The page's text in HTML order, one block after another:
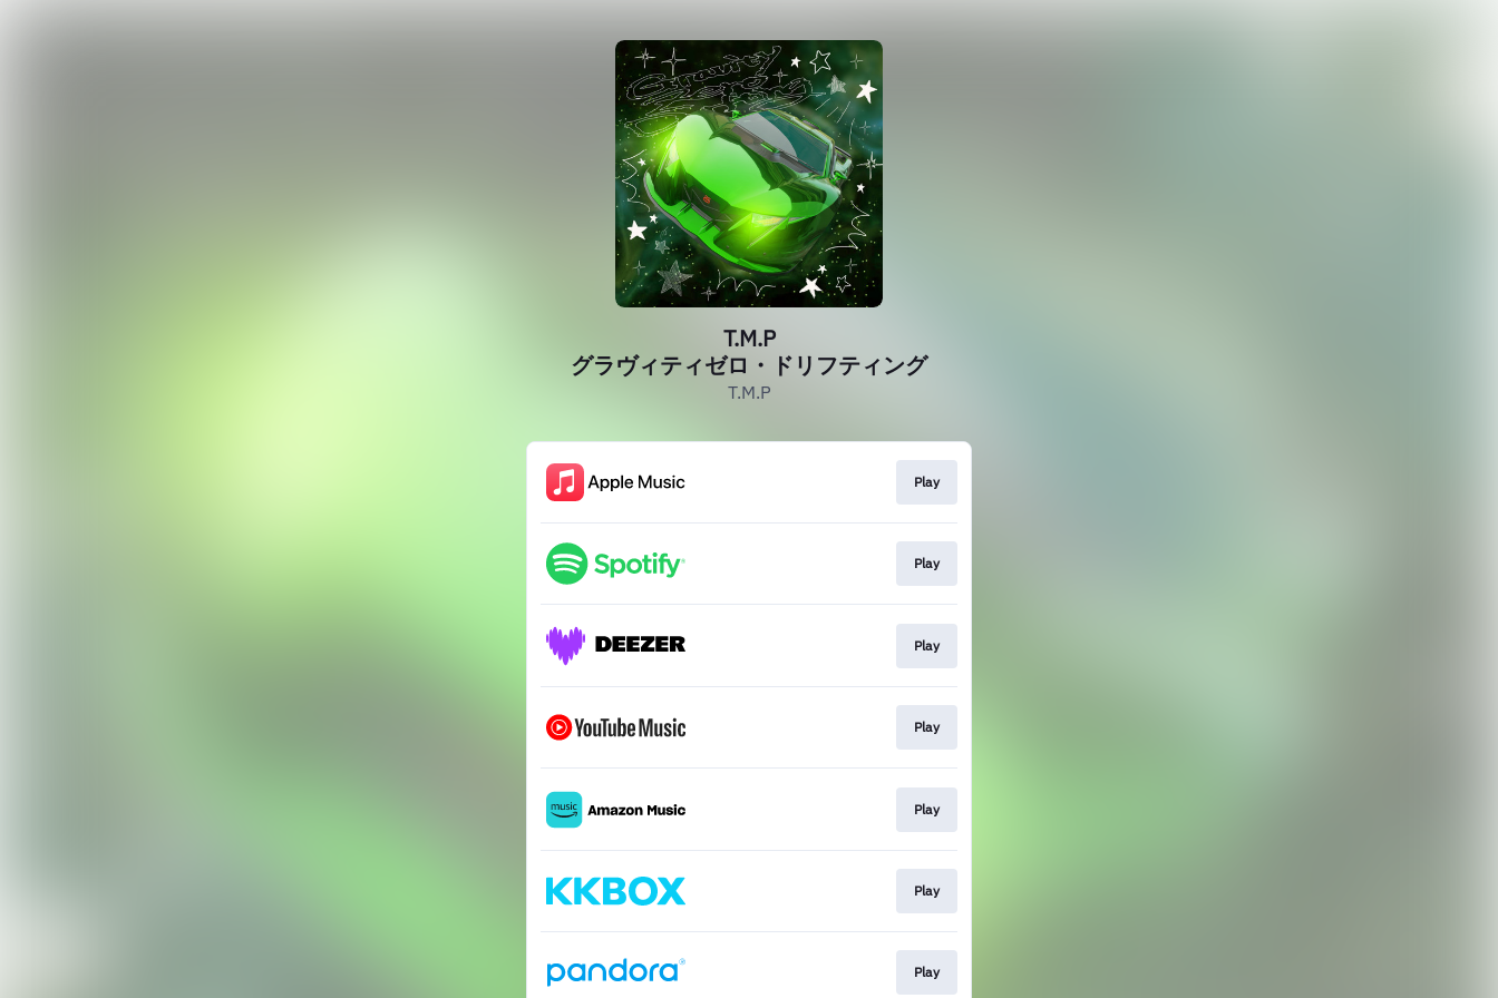
T.M.P
グラヴィティゼロ・ドリフティング
T.M.P
Play
Play
Play
Play
Play
Play
Play